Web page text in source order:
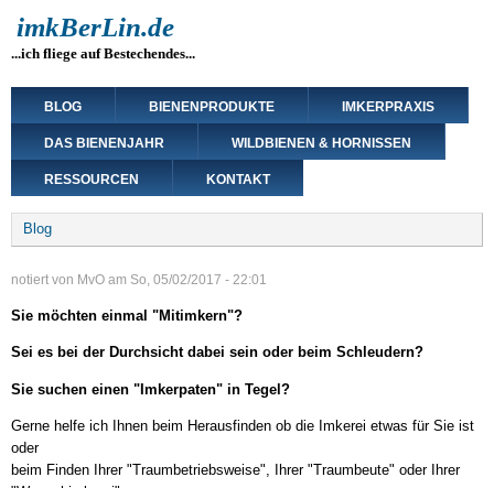
zum
Inhalt
imkBerLin.de
...ich fliege auf Bestechendes...
Main
navigation
BLOG BIENENPRODUKTE IMKERPRAXIS
DAS BIENENJAHR WILDBIENEN & HORNISSEN
RESSOURCEN KONTAKT
Breadcrumb
Blog
notiert von MvO am So, 05/02/2017 - 22:01
Sie möchten einmal "Mitimkern"?
Sei es bei der Durchsicht dabei sein oder beim Schleudern?
Sie suchen einen "Imkerpaten" in Tegel?
Gerne helfe ich Ihnen beim Herausfinden ob die Imkerei etwas für Sie ist
oder
beim Finden Ihrer "Traumbetriebsweise", Ihrer "Traumbeute" oder Ihrer